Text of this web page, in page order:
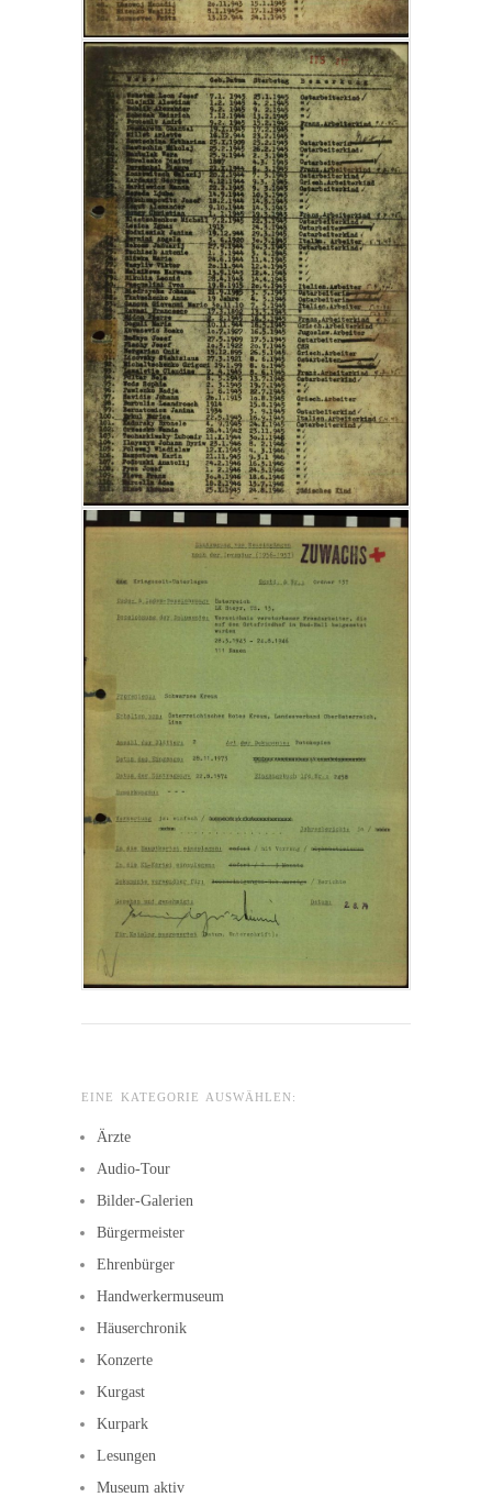
EINE KATEGORIE AUSWÄHLEN:
Ärzte
Audio-Tour
Bilder-Galerien
Bürgermeister
Ehrenbürger
Handwerkermuseum
Häuserchronik
Konzerte
Kurgast
Kurpark
Lesungen
Museum aktiv